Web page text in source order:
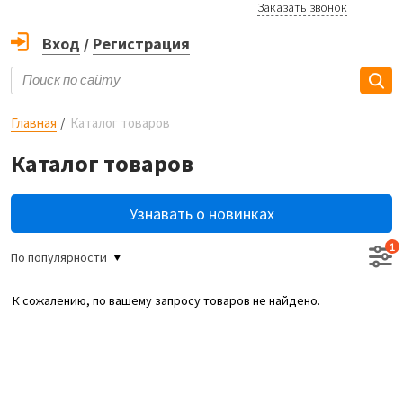
Заказать звонок
Вход / Регистрация
Главная Каталог товаров
Каталог товаров
Узнавать о новинках
По популярности
1
К сожалению, по вашему запросу товаров не найдено.